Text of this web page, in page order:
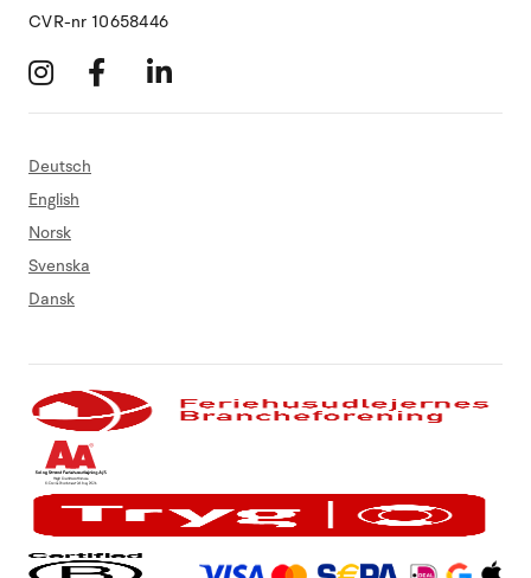
CVR-nr 10658446
Deutsch
English
Norsk
Svenska
Dansk